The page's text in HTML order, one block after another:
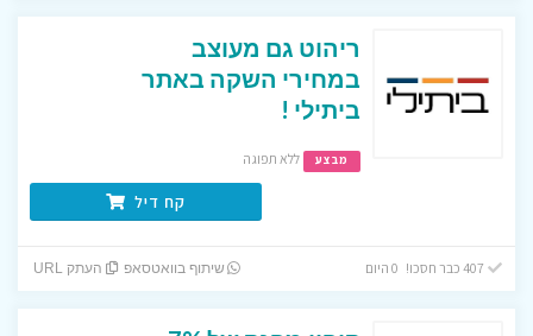
ריהוט גם מעוצב
במחירי השקה באתר
ביתילי !
מבצע ללא תפוגה
קח דיל
שיתוף בוואטסאפ העתק URL